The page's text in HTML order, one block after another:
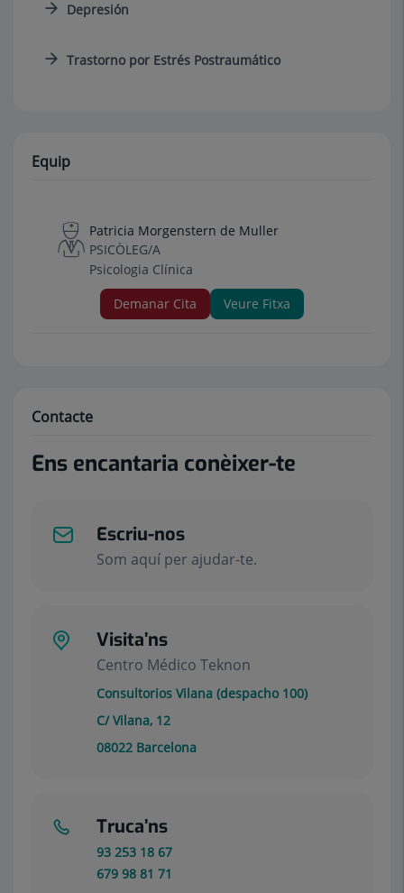
Depresión
Trastorno por Estrés Postraumático
Equip
Patricia Morgenstern de Muller
PSICÒLEG/A
Psicologia Clínica
Demanar Cita
Veure Fitxa
Contacte
Ens encantaria conèixer-te
Escriu-nos
Som aquí per ajudar-te.
Visita’ns
Centro Médico Teknon
Consultorios Vilana (despacho 100)
C/ Vilana, 12
08022 Barcelona
Truca’ns
93 253 18 67
679 98 81 71